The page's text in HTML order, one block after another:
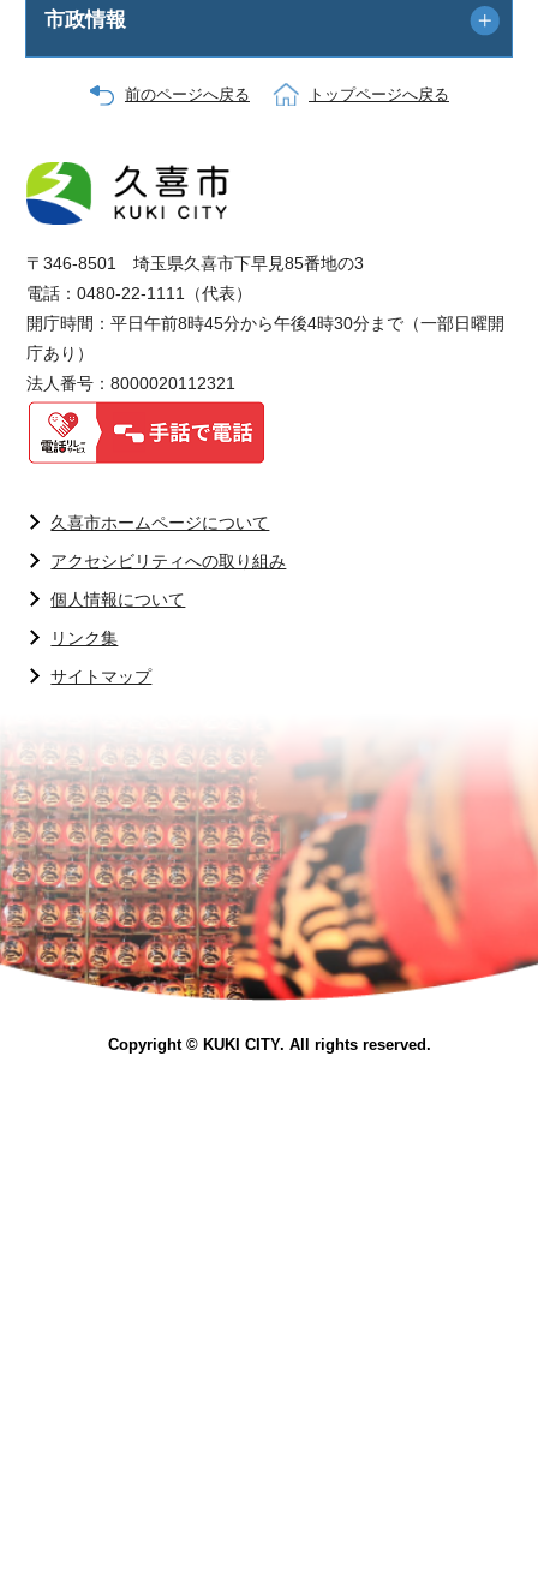
市政情報
前のページへ戻る トップページへ戻る
〒346-8501 埼玉県久喜市下早見85番地の3
電話：0480-22-1111（代表）
開庁時間：平日午前8時45分から午後4時30分まで（一部日曜開
庁あり）
法人番号：8000020112321
久喜市ホームページについて
アクセシビリティへの取り組み
個人情報について
リンク集
サイトマップ
Copyright © KUKI CITY. All rights reserved.